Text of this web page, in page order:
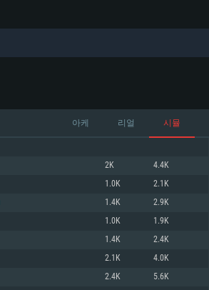
아케 리얼 시뮬
2K 4.4K
1.0K 2.1K
1.4K 2.9K
1.0K 1.9K
1.4K 2.4K
2.1K 4.0K
2.4K 5.6K